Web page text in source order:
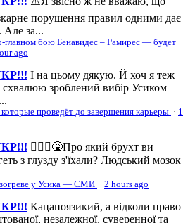
порушення правил одними дає
Але за...
главном бою Бенавидес – Рамирес — будет
ago
І на цьому дякую. Й хоч я теж
схвалюю зроблений вибір Усиком
которые проведёт до завершения карьеры · 1
🤦🏻‍♂️🤮Про який брухт ви
з глузду з'їхали? Людський мозок
у Усика — СМИ · 2 hours ago
Кацапоязикий, а відколи право
незалежної, суверенної та